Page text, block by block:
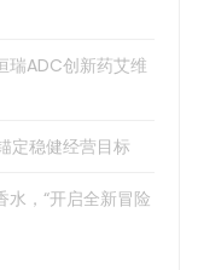
瑞ADC创新药艾维
定稳健经营目标
，“开启全新冒险